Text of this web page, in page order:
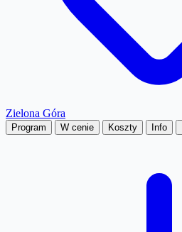
Zielona Góra
Program W cenie Koszty Info